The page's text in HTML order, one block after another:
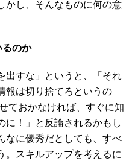
かし、そんなものに何の意
るのか
すな」というと、「それ
報は切り捨てろというの
ておかなければ、すぐに知
に！」と反論されるかもし
なに優秀だとしても、すべ
。スキルアップを考えるに